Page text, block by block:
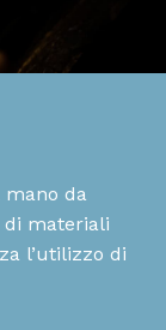
da
di materiali
l’utilizzo di